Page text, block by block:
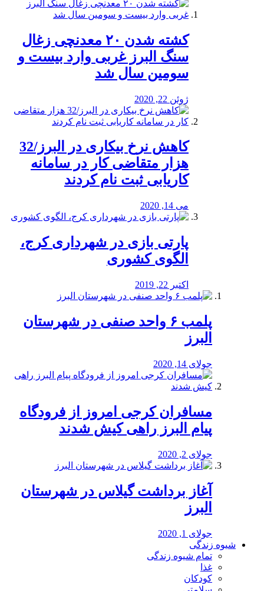
کشته شدن ۲۰ معدنچی زغال
سنگ البرز غربی وارد بیست و
سومین سال شد
ژوئن 22, 2020
کاهش نرخ بیکاری در البرز/32
هزار متقاضی کار در سامانه
کاریابی ثبت نام کردند
می 14, 2020
پارتی بازی در شهرداری کرج،
الگوی کشوری
اکتبر 22, 2019
پلمب ۶ واحد صنفی در شهرستان
البرز
جولای 14, 2020
مسافران کرجی امروز از فرودگاه
پیام البرز راهی کیش شدند
جولای 2, 2020
آغاز برداشت گیلاس در شهرستان
البرز
جولای 1, 2020
شیوه زندگی
تمام شیوه زندگی
غذا
کودکان